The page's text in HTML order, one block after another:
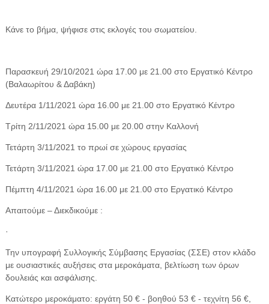
Κάνε το βήμα, ψήφισε στις εκλογές του σωματείου.
Παρασκευή 29/10/2021 ώρα 17.00 με 21.00 στο Εργατικό Κέντρο
(Βαλαωρίτου & Δαβάκη)
Δευτέρα 1/11/2021 ώρα 16.00 με 21.00 στο Εργατικό Κέντρο
Τρίτη 2/11/2021 ώρα 15.00 με 20.00 στην Καλλονή
Τετάρτη 3/11/2021 το πρωί σε χώρους εργασίας
Τετάρτη 3/11/2021 ώρα 17.00 με 21.00 στο Εργατικό Κέντρο
Πέμπτη 4/11/2021 ώρα 16.00 με 21.00 στο Εργατικό Κέντρο
Απαιτούμε – Διεκδικούμε :
·
Την υπογραφή Συλλογικής Σύμβασης Εργασίας (ΣΣΕ) στον κλάδο
με ουσιαστικές αυξήσεις στα μεροκάματα, βελτίωση των όρων
δουλειάς και ασφάλισης.
Κατώτερο μεροκάματο: εργάτη 50 € - βοηθού 53 € - τεχνίτη 56 €,